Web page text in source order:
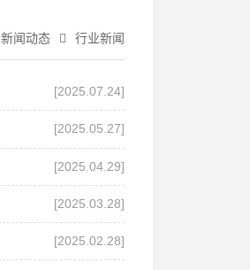
新闻动态 行业新闻
[2025.07.24]
[2025.05.27]
[2025.04.29]
[2025.03.28]
[2025.02.28]